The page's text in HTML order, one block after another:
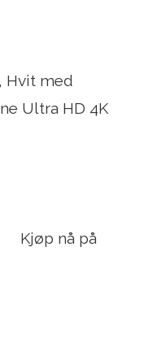
Hvit med
Ultra HD 4K
Kjøp nå på